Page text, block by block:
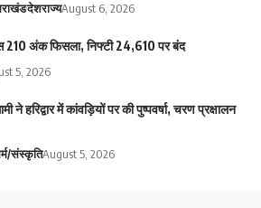
देशराज्यAugust 6, 2026
210 अंक फिसला, निफ्टी 24,610 पर बंद
5, 2026
ने हरिद्वार में कांवड़ियों पर की पुष्पवर्षा, चरण प्रक्षालन
संस्कृतिAugust 5, 2026